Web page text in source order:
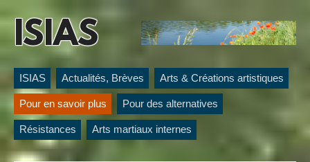
ISIAS
ISIAS Actualités, Brèves Arts & Créations artistiques
Pour en savoir plus Pour des alternatives
Résistances Arts martiaux internes